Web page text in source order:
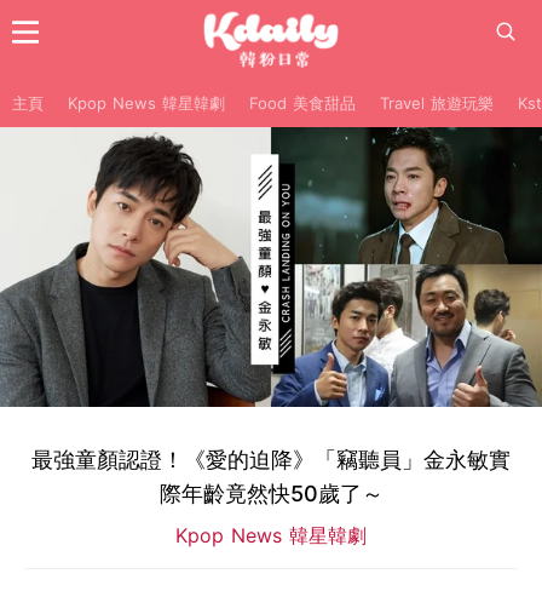
主頁 Kpop News 韓星韓劇 Food 美食甜品 Travel 旅遊玩樂
最強童顏認證！《愛的迫降》「竊聽員」金永敏實
際年齡竟然快50歲了～
Kpop News 韓星韓劇